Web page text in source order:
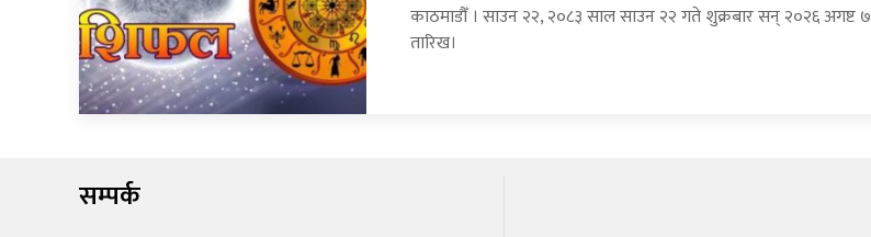
काठमाडौँ । साउन २२, २०८३ साल साउन २२ गते शुक्रबार सन् २०२६ अगष्ट ७
तारिख।
सम्पर्क